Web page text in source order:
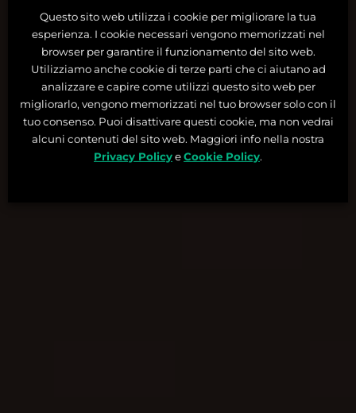
Questo sito web utilizza i cookie per migliorare la tua
esperienza. I cookie necessari vengono memorizzati nel
browser per garantire il funzionamento del sito web.
Utilizziamo anche cookie di terze parti che ci aiutano ad
analizzare e capire come utilizzi questo sito web per
migliorarlo, vengono memorizzati nel tuo browser solo con il
tuo consenso. Puoi disattivare questi cookie, ma non vedrai
alcuni contenuti del sito web. Maggiori info nella nostra
Privacy PolicyeCookie Policy.